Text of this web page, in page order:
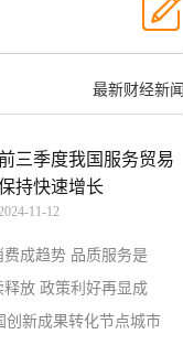
最新财经新闻
三季度我国服务贸易
持快速增长
11-12
费成趋势 品质服务是
释放 政策利好再显成
创新成果转化节点城市